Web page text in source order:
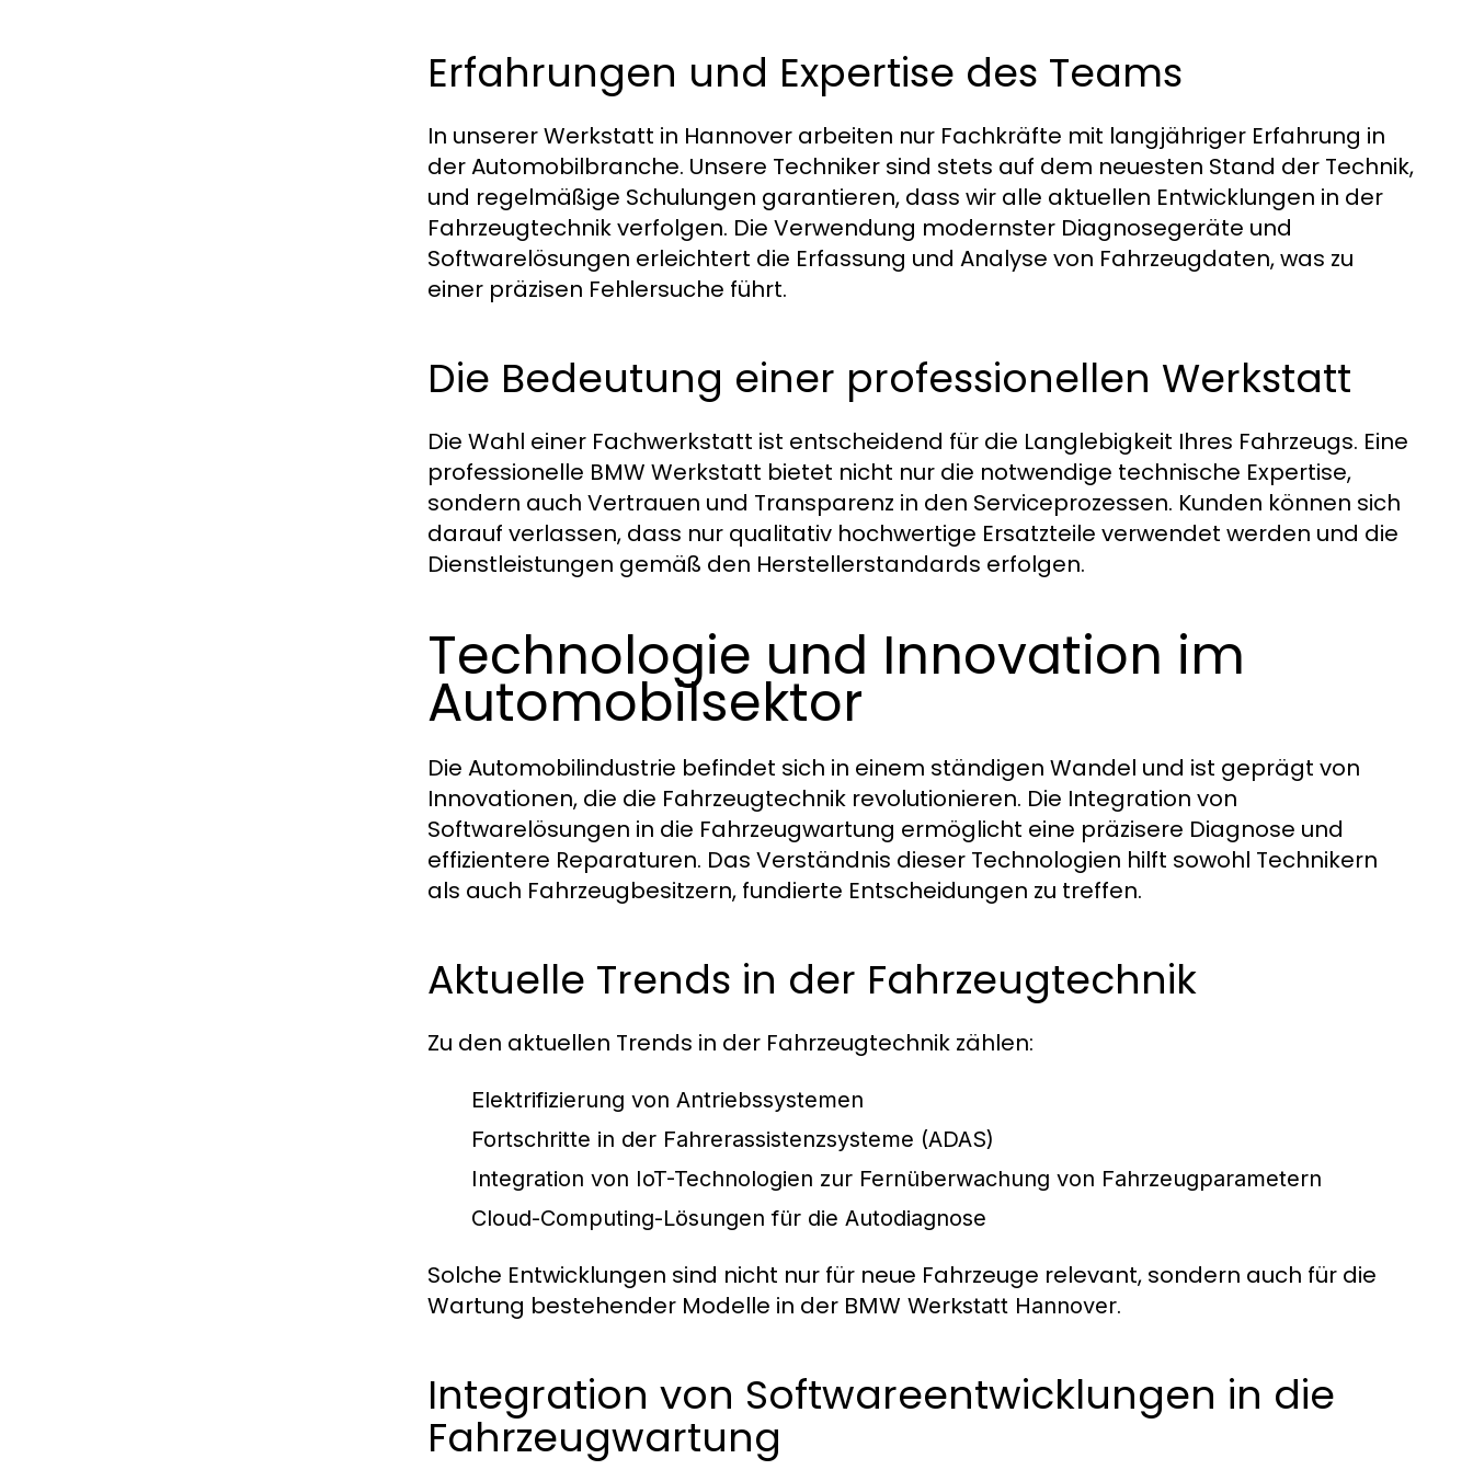
Erfahrungen und Expertise des Teams
In unserer Werkstatt in Hannover arbeiten nur Fachkräfte mit langjähriger Erfahrung in
der Automobilbranche. Unsere Techniker sind stets auf dem neuesten Stand der Technik,
und regelmäßige Schulungen garantieren, dass wir alle aktuellen Entwicklungen in der
Fahrzeugtechnik verfolgen. Die Verwendung modernster Diagnosegeräte und
Softwarelösungen erleichtert die Erfassung und Analyse von Fahrzeugdaten, was zu
einer präzisen Fehlersuche führt.
Die Bedeutung einer professionellen Werkstatt
Die Wahl einer Fachwerkstatt ist entscheidend für die Langlebigkeit Ihres Fahrzeugs. Eine
professionelle BMW Werkstatt bietet nicht nur die notwendige technische Expertise,
sondern auch Vertrauen und Transparenz in den Serviceprozessen. Kunden können sich
darauf verlassen, dass nur qualitativ hochwertige Ersatzteile verwendet werden und die
Dienstleistungen gemäß den Herstellerstandards erfolgen.
Technologie und Innovation im
Automobilsektor
Die Automobilindustrie befindet sich in einem ständigen Wandel und ist geprägt von
Innovationen, die die Fahrzeugtechnik revolutionieren. Die Integration von
Softwarelösungen in die Fahrzeugwartung ermöglicht eine präzisere Diagnose und
effizientere Reparaturen. Das Verständnis dieser Technologien hilft sowohl Technikern
als auch Fahrzeugbesitzern, fundierte Entscheidungen zu treffen.
Aktuelle Trends in der Fahrzeugtechnik
Zu den aktuellen Trends in der Fahrzeugtechnik zählen:
Elektrifizierung von Antriebssystemen
Fortschritte in der Fahrerassistenzsysteme (ADAS)
Integration von IoT-Technologien zur Fernüberwachung von Fahrzeugparametern
Cloud-Computing-Lösungen für die Autodiagnose
Solche Entwicklungen sind nicht nur für neue Fahrzeuge relevant, sondern auch für die
Wartung bestehender Modelle in der BMW Werkstatt Hannover.
Integration von Softwareentwicklungen in die
Fahrzeugwartung